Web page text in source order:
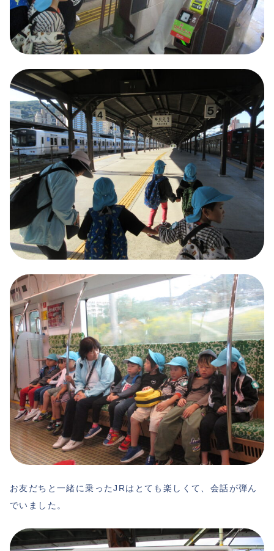
お友だちと一緒に乗ったJRはとても楽しくて、会話が弾ん
でいました。